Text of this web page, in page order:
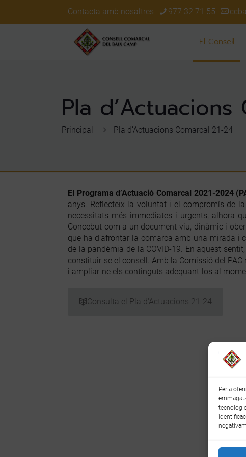
Per a
Contacta amb nosaltres 977 32 71 55
El Consell
Pla d’Actuacions
Principal Pla d’Actuacions Comarcal 21-24
El Programa d’Actuació Comarcal 2021-2024
anys. Reflecteix la voluntat i el compromís de
necessitats més immediates i urgents, alhora
Concebut com a un document viu, dinàmic i
que ha d’afrontar la comarca amb una mirada
de la pandèmia de la COVID-19. En aquest
constituir-se el consell. Amb la Comissió del
i ampliar-ne els continguts adequant-los al
Consulta el Pla d'Actuacions 21-24